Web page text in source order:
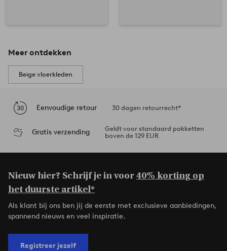
Meer ontdekken
Beige vloerkleden
Eenvoudige retour 30 dagen retourrecht*
Gratis verzending
Geldt voor standaard pakketten
boven de 129 EUR
Nieuw hier? Schrijf je in voor40% korting op
het duurste artikel*
Als klant bij ons ben jij de eerste met exclusieve aanbiedingen,
spannend nieuws en veel inspiratie.
Registreer jezelf